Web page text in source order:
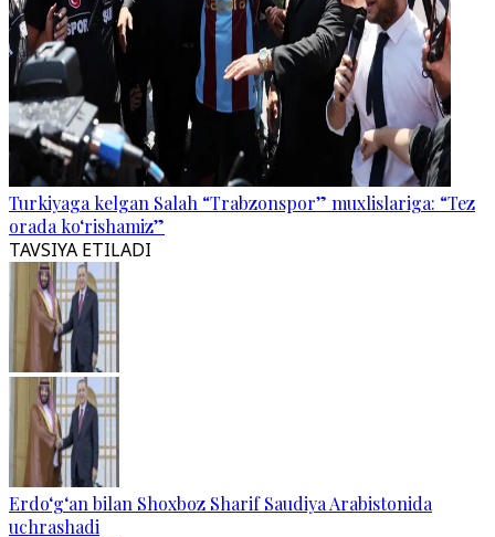
Turkiyaga kelgan Salah “Trabzonspor” muxlislariga: “Tez
orada ko‘rishamiz”
TAVSIYA ETILADI
Erdo‘g‘an bilan Shoxboz Sharif Saudiya Arabistonida
uchrashadi